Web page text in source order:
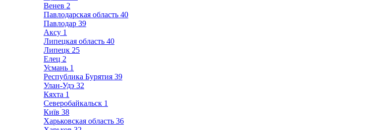
Венев 2
Павлодарская область 40
Павлодар 39
Аксу 1
Липецкая область 40
Липецк 25
Елец 2
Усмань 1
Республика Бурятия 39
Улан-Удэ 32
Кяхта 1
Северобайкальск 1
Київ 38
Харьковская область 36